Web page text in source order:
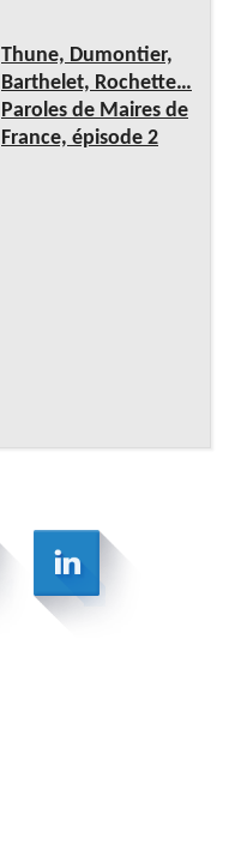
Thune, Dumontier,
Barthelet, Rochette…
Paroles de Maires de
France, épisode 2